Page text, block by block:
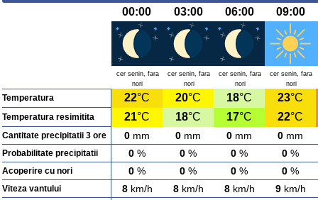
00:00 03:00 06:00 09:00
cer senin, fara
nori
cer senin, fara
nori
cer senin, fara
nori
cer senin, fara
nori
Temperatura 22°C 20°C 18°C 23°C
Temperatura resimitita 21°C 18°C 17°C 22°C
Cantitate precipitatii 3 ore 0 mm 0 mm 0 mm 0 mm
Probabilitate precipitatii 0 % 0 % 0 % 0 %
Acoperire cu nori 0 % 0 % 0 % 0 %
Viteza vantului 8km/h 8km/h 8km/h 9km/h